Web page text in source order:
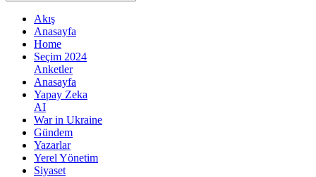
Akış
Anasayfa
Home
Seçim 2024
Anketler
Anasayfa
Yapay Zeka
AI
War in Ukraine
Gündem
Yazarlar
Yerel Yönetim
Siyaset